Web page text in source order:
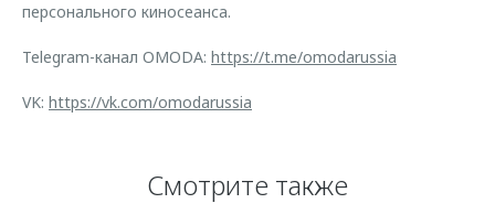
персонального киносеанса.
Telegram-канал OMODA: https://t.me/omodarussia
VK: https://vk.com/omodarussia
Смотрите также